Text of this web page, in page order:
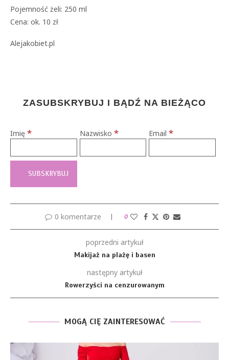
Pojemność żeli: 250 ml
Cena: ok. 10 zł
Alejakobiet.pl
ZASUBSKRYBUJ I BĄDŹ NA BIEŻĄCO
Imię * Nazwisko * Email*
0 komentarze 0
poprzedni artykuł
Makijaż na plażę i basen
następny artykuł
Rowerzyści na cenzurowanym
MOGĄ CIĘ ZAINTERESOWAĆ